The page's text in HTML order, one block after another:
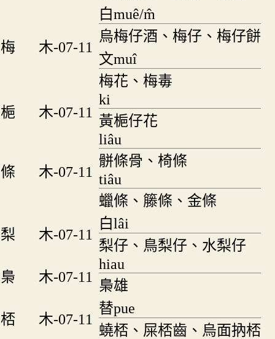
梅 木-07-11
白muê/m̂
烏梅仔酒、梅仔、梅仔餅
文muî
梅花、梅毒
梔
木-07-11
ki
黃梔仔花
條 木-07-11
liâu
骿條骨、椅條
tiâu
蠟條、籐條、金條
梨 木-07-11
白lâi
梨仔、鳥梨仔、水梨仔
梟
木-07-11
hiau
梟雄
桮 木-07-11
替pue
蟯桮、屎桮齒、烏面抐桮